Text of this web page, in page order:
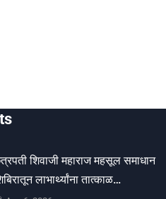
शिवाजी महाराज महसूल समाधान
लाभार्थ्यांना तात्काळ…